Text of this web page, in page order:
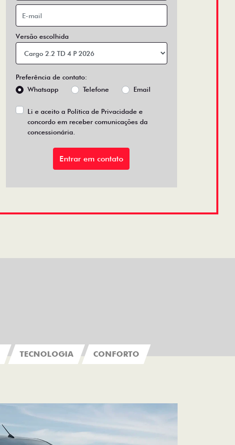
Versão escolhida
Preferência de contato:
Whatsapp
Telefone Email
Li e aceito a Política de Privacidadee
concordo em receber comunicações da
concessionária.
Entrar em contato
TECNOLOGIA CONFORTO